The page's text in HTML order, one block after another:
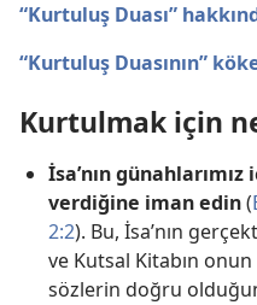
“Kurtuluş Duası”
“Kurtuluş Duasının”
Kurtulmak için
İsa’nın
verdiğine iman edin(
2:2). Bu, İsa’nın
ve Kutsal Kitabın
sözlerin doğru